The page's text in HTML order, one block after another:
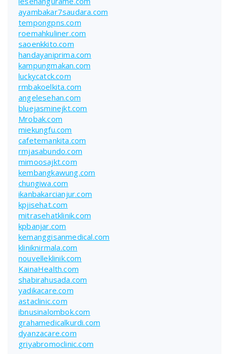
ayambakar7saudara.com
tempongpns.com
roemahkuliner.com
saoenkkito.com
handayaniprima.com
kampungmakan.com
luckycatck.com
rmbakoelkita.com
angelesehan.com
bluejasminejkt.com
Mrobak.com
miekungfu.com
cafetemankita.com
rmjasabundo.com
mimoosajkt.com
kembangkawung.com
chungiwa.com
ikanbakarcianjur.com
kpjisehat.com
mitrasehatklinik.com
kpbanjar.com
kemanggisanmedical.com
kliniknirmala.com
nouvelleklinik.com
KainaHealth.com
shabirahusada.com
yadikacare.com
astaclinic.com
ibnusinalombok.com
grahamedicalkurdi.com
dyanzacare.com
griyabromoclinic.com